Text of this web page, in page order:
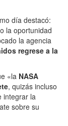
día destacó:
la oportunidad
la agencia
regrese a la
«la NASA
, quizás incluso
integrar la
sobre su